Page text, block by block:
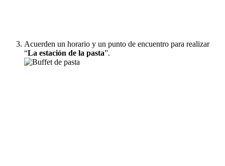
Acuerden un horario y un punto de encuentro para realizar
“La estación de la pasta”.